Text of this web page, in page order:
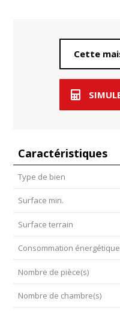
Cette
Caractéristiques
Type de bien
Surface min.
Surface terrain
Consommation énergétique
Nombre de pièce(s)
Nombre de chambre(s)